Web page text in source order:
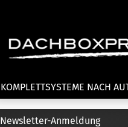
KOMPLETTSYSTEME NACH
Newsletter-Anmeldung